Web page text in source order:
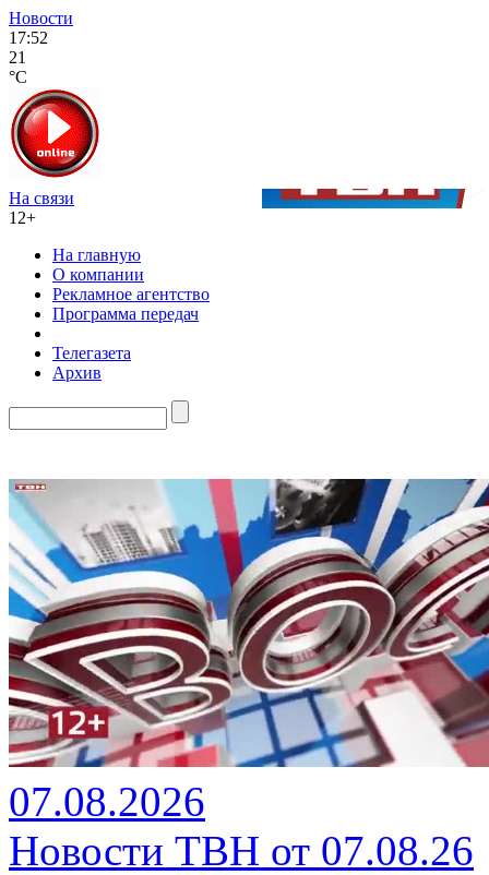
Новости
17:52
21
°C
На связи
12+
На главную
О компании
Рекламное агентство
Программа передач
Телегазета
Архив
07.08.2026
Новости ТВН от 07.08.26